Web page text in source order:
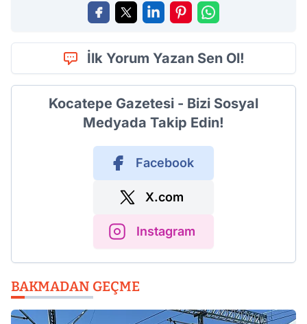
İlk Yorum Yazan Sen Ol!
Kocatepe Gazetesi - Bizi Sosyal
Medyada Takip Edin!
Facebook
X.com
Instagram
BAKMADAN GEÇME